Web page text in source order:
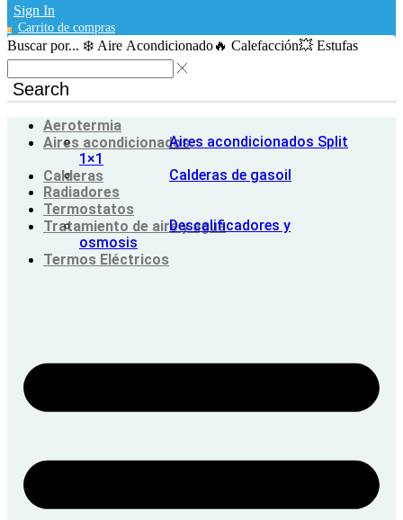
Sign In
0 Carrito de compras
Buscar por... ❄️ Aire Acondicionado🔥 Calefacción💥 Estufas
Search
Aerotermia
Aires acondicionadosAires acondicionados Split
1×1
Calderas
Calderas de gasoil
Radiadores
Termostatos
Tratamiento de aire y aguaDescalificadores y
osmosis
Termos Eléctricos